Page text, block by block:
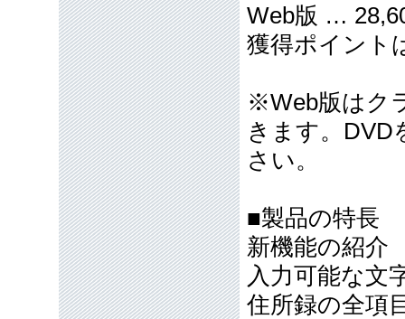
Web版 …
獲得ポイント
※Web版はク
きます。DVD
さい。
■製品の特長
新機能の紹介
入力可能な文
住所録の全項